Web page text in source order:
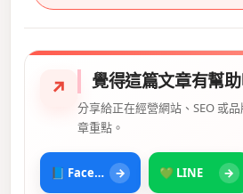
↗ 覺得這篇文章有幫助
分享給正在經營網站、SEO 或
章重點。
📘 Facebook → 💚 LINE →